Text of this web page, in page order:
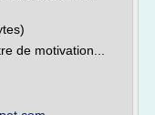
de motivation...